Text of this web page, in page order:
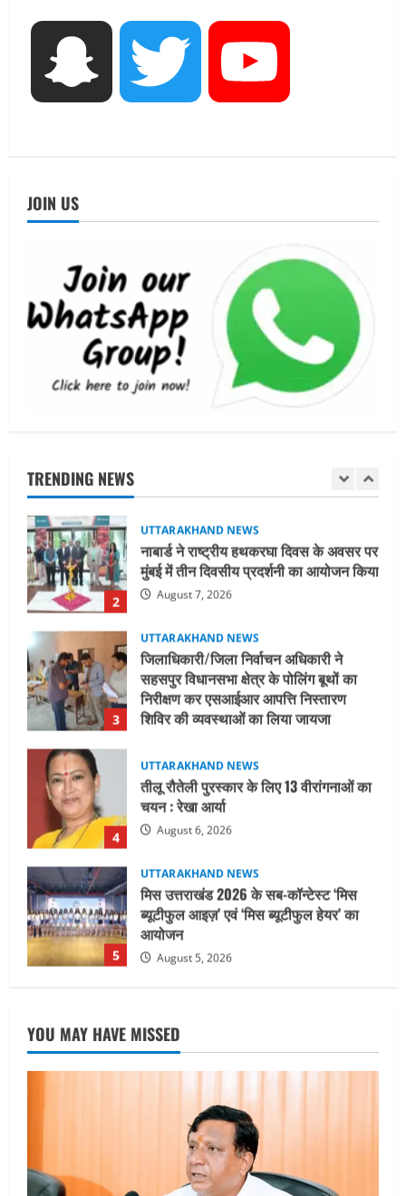
Snapchat Twitter
JOIN US
TRENDING NEWS
August 6, 2026
UTTARAKHAND NEWS
तीलू रौतेली पुरस्कार के लिए 13 वीरांगनाओं का
चयन : रेखा आर्या
1
UTTARAKHAND NEWS
धामी कैबिनेट ने लिए कई महत्वपूर्ण निर्णय, अब
सामान्य वर्ग के पशुपालकों को भी गाय एवं भैंस
खरीद पर मिलेगा अनुदान, मजदूरी संहिता
नियमावली-2026 को मिली मंजूरी
August 7, 2026
2
3
UTTARAKHAND NEWS
जिलाधिकारी/जिला निर्वाचन अधिकारी ने
सहसपुर विधानसभा क्षेत्र के पोलिंग बूथों का
निरीक्षण कर एसआईआर आपत्ति निस्तारण
शिविर की व्यवस्थाओं का लिया जायजा
4
UTTARAKHAND NEWS
तीलू रौतेली पुरस्कार के लिए 13 वीरांगनाओं का
चयन : रेखा आर्या
August 6, 2026
5
UTTARAKHAND NEWS
मिस उत्तराखंड 2026 के सब-कॉन्टेस्ट ‘मिस
ब्यूटीफुल आइज़’ एवं ‘मिस ब्यूटीफुल हेयर’ का
आयोजन
August 5, 2026
1
UTTARAKHAND NEWS
धामी कैबिनेट ने लिए कई महत्वपूर्ण निर्णय, अब
सामान्य वर्ग के पशुपालकों को भी गाय एवं भैंस
खरीद पर मिलेगा अनुदान, मजदूरी संहिता
नियमावली-2026 को मिली मंजूरी
2
नाबार्ड ने राष्ट्रीय हथकरघा दिवस के अवसर पर
मुंबई में तीन दिवसीय प्रदर्शनी का आयोजन किया
August 7, 2026
UTTARAKHAND NEWS
जिलाधिकारी/जिला निर्वाचन अधिकारी ने
सहसपुर विधानसभा क्षेत्र के पोलिंग बूथों का
निरीक्षण कर एसआईआर आपत्ति निस्तारण
YOU MAY HAVE MISSED